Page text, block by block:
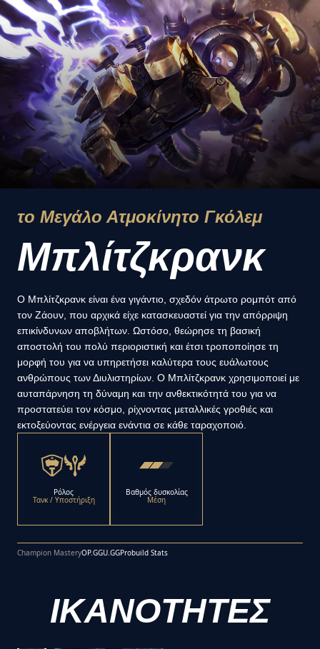
το Μεγάλο Ατμοκίνητο Γκόλεμ
Μπλίτζκρανκ
Ο Μπλίτζκρανκ είναι ένα γιγάντιο, σχεδόν άτρωτο ρομπότ από
τον Ζάουν, που αρχικά είχε κατασκευαστεί για την απόρριψη
επικίνδυνων αποβλήτων. Ωστόσο, θεώρησε τη βασική
αποστολή του πολύ περιοριστική και έτσι τροποποίησε τη
μορφή του για να υπηρετήσει καλύτερα τους ευάλωτους
ανθρώπους των Διυλιστηρίων. Ο Μπλίτζκρανκ χρησιμοποιεί με
αυταπάρνηση τη δύναμη και την ανθεκτικότητά του για να
προστατεύει τον κόσμο, ρίχνοντας μεταλλικές γροθιές και
εκτοξεύοντας ενέργεια ενάντια σε κάθε ταραχοποιό.
Ρόλος
Τανκ / Υποστήριξη
Βαθμός δυσκολίας
Μέση
Champion MasteryOP.GGU.GGProbuild Stats
ΙΚΑΝΟΤΗΤΕΣ